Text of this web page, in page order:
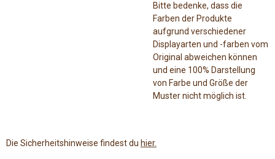
Bitte bedenke, dass die
Farben der Produkte
aufgrund verschiedener
Displayarten und -farben vom
Original abweichen können
und eine 100% Darstellung
von Farbe und Größe der
Muster nicht möglich ist.
Die Sicherheitshinweise findest du hier.